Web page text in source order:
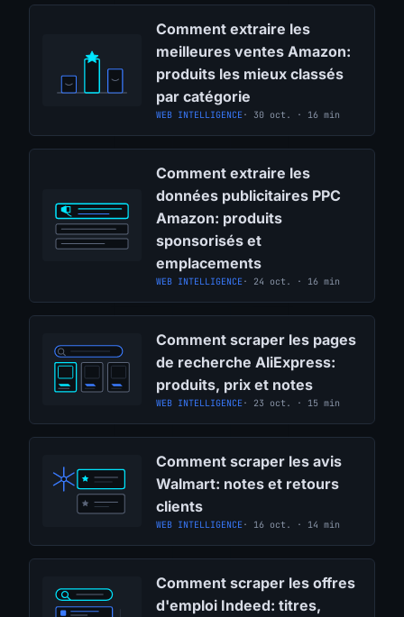
Comment extraire les
meilleures ventes Amazon:
produits les mieux classés
par catégorie
WEB INTELLIGENCE · 30 oct. · 16 min
Comment extraire les
données publicitaires PPC
Amazon: produits
sponsorisés et
emplacements
WEB INTELLIGENCE · 24 oct. · 16 min
Comment scraper les pages
de recherche AliExpress:
produits, prix et notes
WEB INTELLIGENCE · 23 oct. · 15 min
Comment scraper les avis
Walmart: notes et retours
clients
WEB INTELLIGENCE · 16 oct. · 14 min
Comment scraper les offres
d'emploi Indeed: titres,